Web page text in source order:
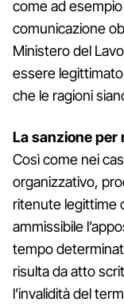
come ad
comunicazione
Ministero del
essere
che le ragioni
La sanzione per
Così come nei
organizzativo,
ritenute legittime
ammissibile
tempo
risulta da atto
l’invalidità del